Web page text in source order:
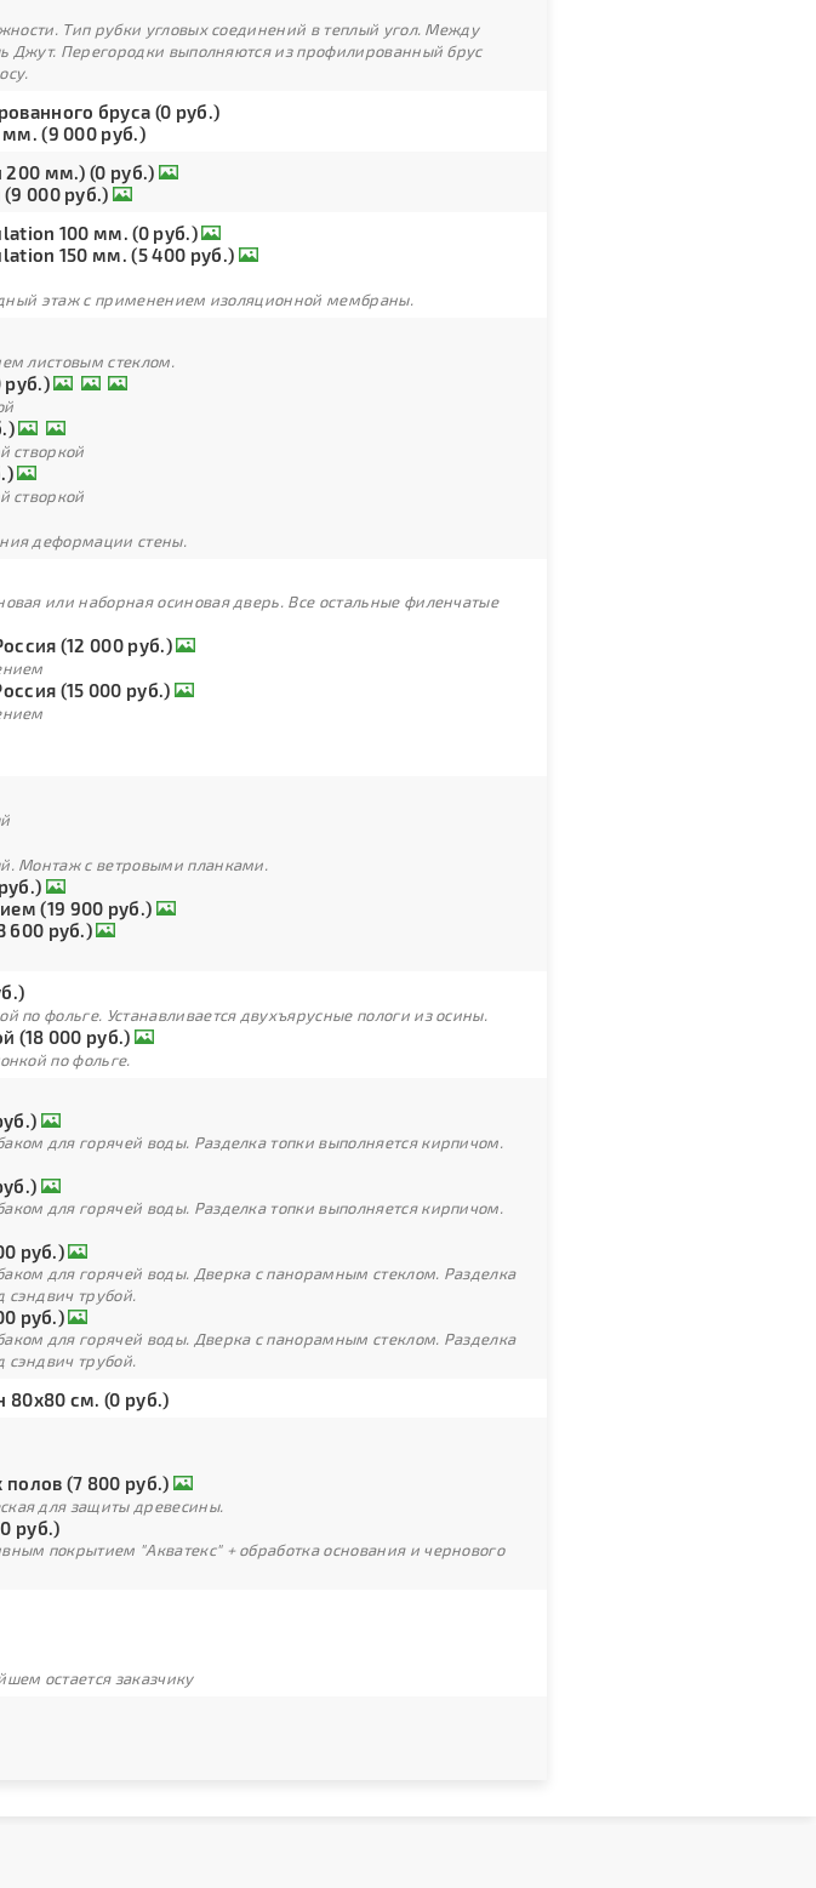
Тип рубки угловых соединений в теплый угол. Между
Джут. Перегородки выполняются из профилированный брус
бруса (0 руб.)
мм. (9 000 руб.)
200 мм.) (0 руб.)
000 руб.)
100 мм. (0 руб.)
150 мм. (5 400 руб.)
этаж с применением изоляционной мембраны.
листовым стеклом.
руб.)
створкой
створкой
деформации стены.
или наборная осиновая дверь. Все остальные филенчатые
(12 000 руб.)
(15 000 руб.)
Монтаж с ветровыми планками.
(19 900 руб.)
600 руб.)
по фольге. Устанавливается двухъярусные пологи из осины.
(18 000 руб.)
по фольге.
для горячей воды. Разделка топки выполняется кирпичом.
для горячей воды. Разделка топки выполняется кирпичом.
руб.)
для горячей воды. Дверка с панорамным стеклом. Разделка
сэндвич трубой.
руб.)
для горячей воды. Дверка с панорамным стеклом. Разделка
сэндвич трубой.
80х80 см. (0 руб.)
(7 800 руб.)
для защиты древесины.
руб.)
покрытием "Акватекс" + обработка основания и чернового
остается заказчику